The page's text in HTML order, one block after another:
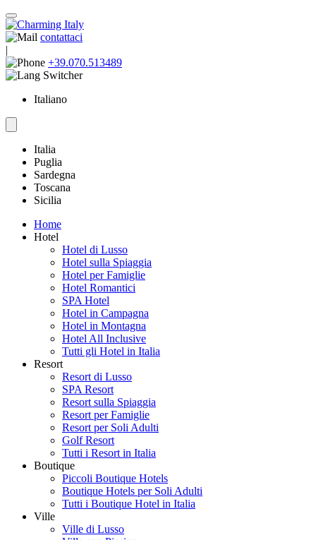
contattaci
|
+39.070.513489
Italiano
Italia
Puglia
Sardegna
Toscana
Sicilia
Home
Hotel
Hotel di Lusso
Hotel sulla Spiaggia
Hotel per Famiglie
Hotel Romantici
SPA Hotel
Hotel in Campagna
Hotel in Montagna
Hotel All Inclusive
Tutti gli Hotel in Italia
Resort
Resort di Lusso
SPA Resort
Resort sulla Spiaggia
Resort per Famiglie
Resort per Soli Adulti
Golf Resort
Tutti i Resort in Italia
Boutique
Piccoli Boutique Hotels
Boutique Hotels per Soli Adulti
Tutti i Boutique Hotel in Italia
Ville
Ville di Lusso